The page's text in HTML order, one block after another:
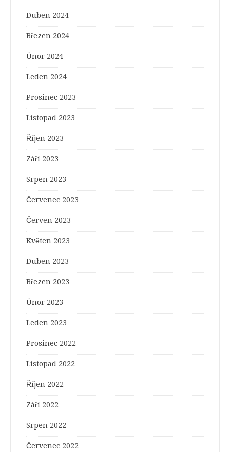
Duben 2024
Březen 2024
Únor 2024
Leden 2024
Prosinec 2023
Listopad 2023
Říjen 2023
Září 2023
Srpen 2023
Červenec 2023
Červen 2023
Květen 2023
Duben 2023
Březen 2023
Únor 2023
Leden 2023
Prosinec 2022
Listopad 2022
Říjen 2022
Září 2022
Srpen 2022
Červenec 2022